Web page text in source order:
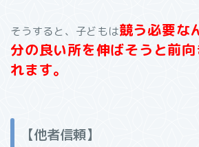
そうすると、子どもは競う必要な
分の良い所を伸ばそうと前
れます。
【他者信頼】